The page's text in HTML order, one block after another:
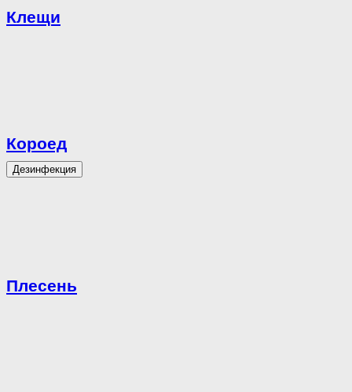
Клещи
Короед
Дезинфекция
Плесень